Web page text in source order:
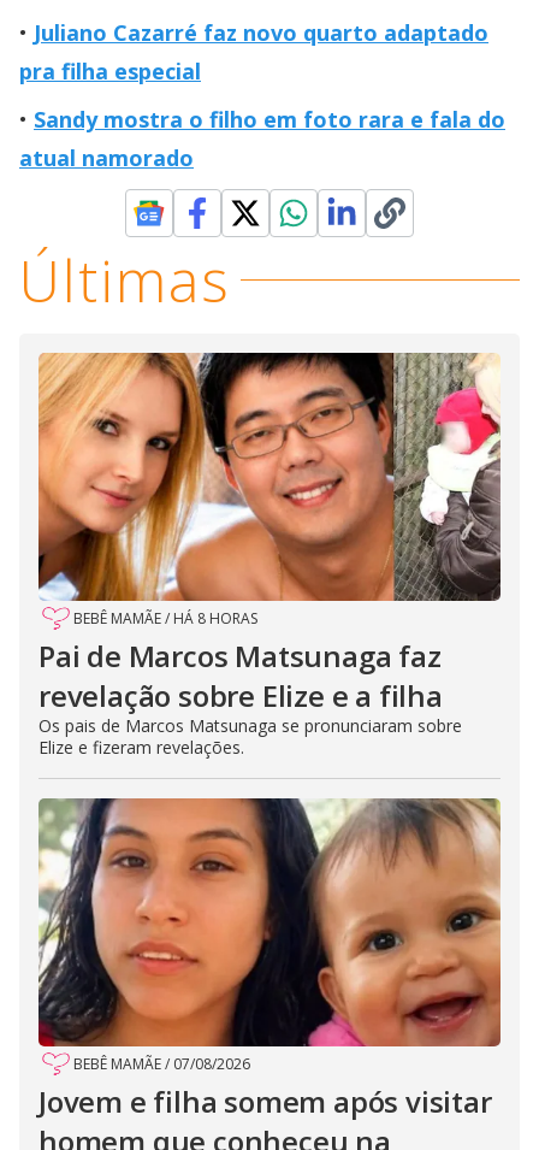
Juliano Cazarré faz novo quarto adaptado
pra filha especial
Sandy mostra o filho em foto rara e fala do
atual namorado
Últimas
BEBÊ MAMÃE/ HÁ 8 HORAS
Pai de Marcos Matsunaga faz
revelação sobre Elize e a filha
Os pais de Marcos Matsunaga se pronunciaram sobre
Elize e fizeram revelações.
BEBÊ MAMÃE/ 07/08/2026
Jovem e filha somem após visitar
homem que conheceu na